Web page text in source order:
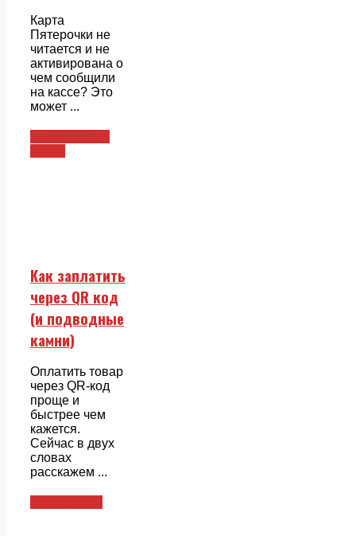
Карта
Пятерочки не
читается и не
активирована о
чем сообщили
на кассе? Это
может ...
Как заплатить
через QR код
(и подводные
камни)
Оплатить товар
через QR-код
проще и
быстрее чем
кажется.
Сейчас в двух
словах
расскажем ...